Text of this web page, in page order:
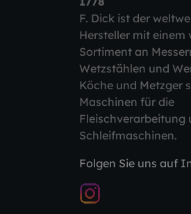
F. Dick ist der
Hersteller mit einem
Sortiment an
Wetzstählen und
Köche und Metzger
Maschinen für die
Fleischverarbeitung
Schleifmaschinen.
Folgen Sie uns auf